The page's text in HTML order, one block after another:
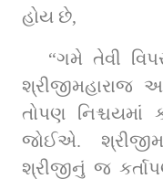
હોય છે,
“ગમે તેવી
શ્રીજીમહારાજ
તોપણ નિશ્ચયમાં
જોઈએ.
શ્રીજીનું જ